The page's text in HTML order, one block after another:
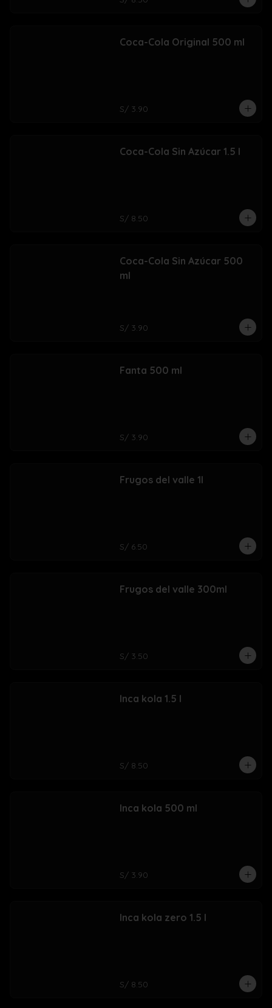
Coca-Cola Original 500 ml
S/ 3.90
Coca-Cola Sin Azúcar 1.5 l
S/ 8.50
Coca-Cola Sin Azúcar 500
ml
S/ 3.90
Fanta 500 ml
S/ 3.90
Frugos del valle 1l
S/ 6.50
Frugos del valle 300ml
S/ 3.50
Inca kola 1.5 l
S/ 8.50
Inca kola 500 ml
S/ 3.90
Inca kola zero 1.5 l
S/ 8.50